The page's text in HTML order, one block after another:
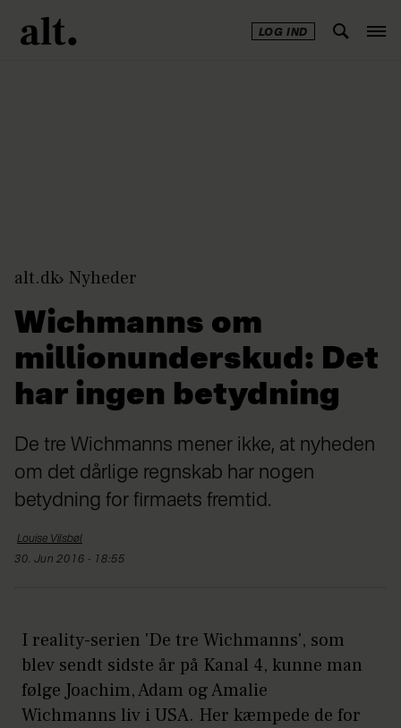
LOG IND
alt.dk Nyheder
Wichmanns om
millionunderskud: Det
har ingen betydning
De tre Wichmanns mener ikke, at nyheden
om det dårlige regnskab har nogen
betydning for firmaets fremtid.
Louise Vilsbøl
30. Jun 2016 - 18:55
I reality-serien 'De tre Wichmanns', som
blev sendt sidste år på Kanal 4, kunne man
følge Joachim, Adam og Amalie
Wichmanns liv i USA. Her kæmpede de for